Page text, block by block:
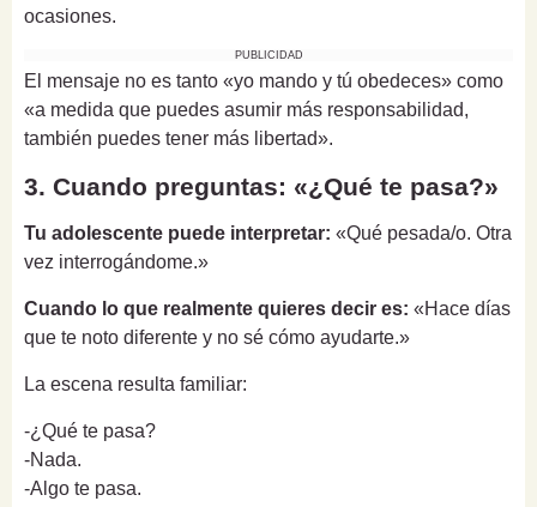
ocasiones.
PUBLICIDAD
El mensaje no es tanto «yo mando y tú obedeces» como
«a medida que puedes asumir más responsabilidad,
también puedes tener más libertad».
3. Cuando preguntas: «¿Qué te pasa?»
Tu adolescente puede interpretar: «Qué pesada/o. Otra
vez interrogándome.»
Cuando lo que realmente quieres decir es: «Hace días
que te noto diferente y no sé cómo ayudarte.»
La escena resulta familiar:
-¿Qué te pasa?
-Nada.
-Algo te pasa.